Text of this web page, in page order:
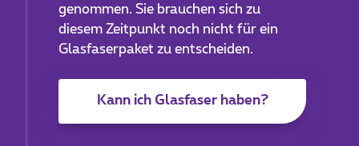
genommen. Sie brauchen sich zu
diesem Zeitpunkt noch nicht für ein
Glasfaserpaket zu entscheiden.
Kann ich Glasfaser haben?